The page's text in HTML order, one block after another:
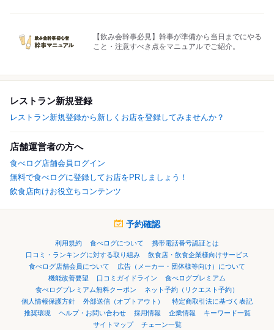
【飲み会幹事必見】幹事が準備から当日までにやる
こと・注意すべき点をマニュアルでご紹介。
レストラン新規登録
レストラン新規登録から新しくお店を登録してみませんか？
店舗運営者の方へ
食べログ店舗会員ログイン
無料で食べログに登録してお店をPRしましょう！
飲食店向けお役立ちコンテンツ
予約確認
利用規約 食べログについて
携帯電話番号認証とは
口コミ・ランキングに対する取り組み
飲食店・飲食企業様向けサービス
食べログ店舗会員について
広告（メーカー・団体様等向け）について
機能改善要望
口コミガイドライン
食べログプレミアム
食べログプレミアム無料クーポン
ネット予約（リクエスト予約）
個人情報保護方針
外部送信（オプトアウト）
特定商取引法に基づく表記
推奨環境
ヘルプ・お問い合わせ 採用情報 企業情報
キーワード一覧
サイトマップ
チェーン一覧